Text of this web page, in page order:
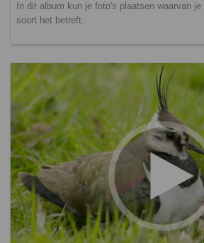
In dit album kun je foto's plaatsen waarvan
soort het betreft.